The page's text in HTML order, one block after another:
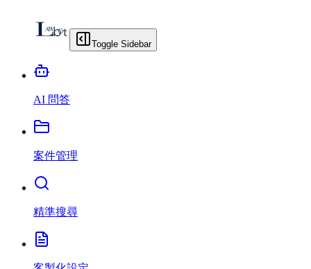
Toggle Sidebar
AI 問答
案件管理
精準搜尋